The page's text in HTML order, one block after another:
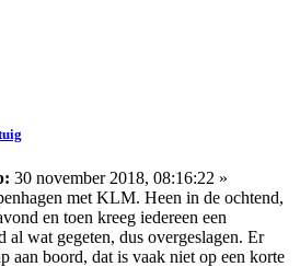
30 november 2018, 08:16:22 »
met KLM. Heen in de ochtend,
en toen kreeg iedereen een
al wat gegeten, dus overgeslagen. Er
aan boord, dat is vaak niet op een korte